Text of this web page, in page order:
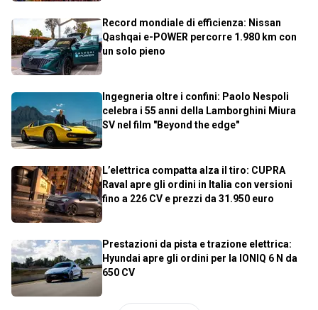
Record mondiale di efficienza: Nissan
Qashqai e-POWER percorre 1.980 km con
un solo pieno
Ingegneria oltre i confini: Paolo Nespoli
celebra i 55 anni della Lamborghini Miura
SV nel film "Beyond the edge"
L’elettrica compatta alza il tiro: CUPRA
Raval apre gli ordini in Italia con versioni
fino a 226 CV e prezzi da 31.950 euro
Prestazioni da pista e trazione elettrica:
Hyundai apre gli ordini per la IONIQ 6 N da
650 CV